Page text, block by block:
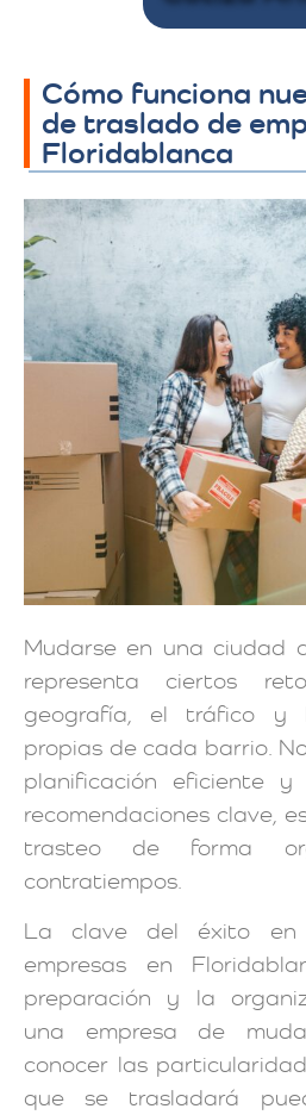
Cómo funciona
de traslado de
Floridablanca
Mudarse en una ciudad
representa ciertos
geografía, el tráfico y
propias de cada barrio.
planificación eficiente y
recomendaciones clave,
trasteo de forma
contratiempos.
La clave del éxito en
empresas en
preparación y la
una empresa de
conocer las
que se trasladará